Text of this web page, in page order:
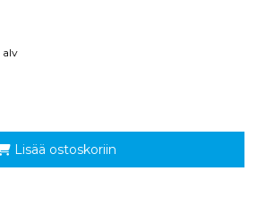
alv
Lisää ostoskoriin